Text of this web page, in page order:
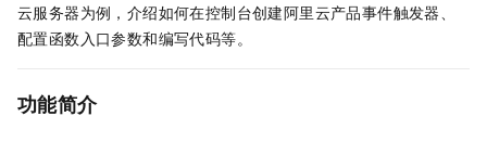
云服务器为例，介绍如何在控制台创建阿里云产品事件触发器、
配置函数入口参数和编写代码等。
功能简介